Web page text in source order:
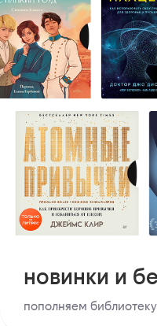
новинки и
пополняем